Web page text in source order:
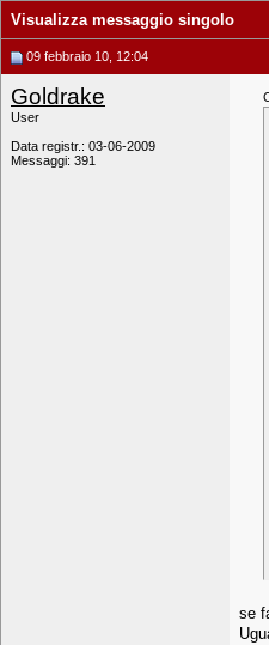
Visualizza messaggio singolo
09 febbraio 10, 12:04
Goldrake
User
Data registr.: 03-06-2009
Messaggi: 391
se